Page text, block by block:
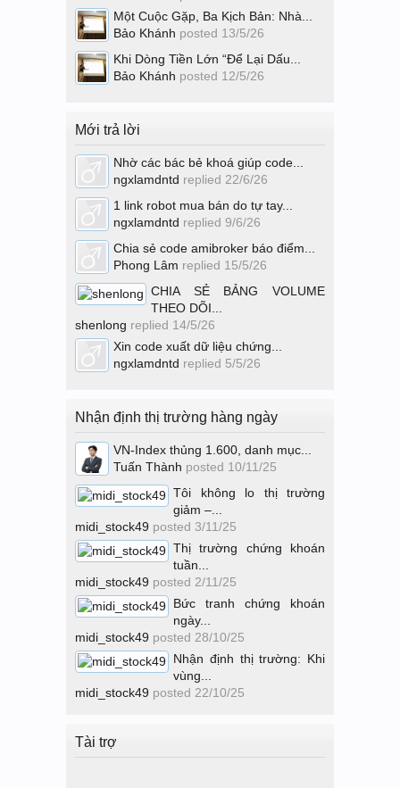
Một Cuộc Gặp, Ba Kịch Bản: Nhà...
Bảo Khánh posted 13/5/26
Khi Dòng Tiền Lớn “Để Lại Dấu...
Bảo Khánh posted 12/5/26
Mới trả lời
Nhờ các bác bẻ khoá giúp code...
ngxlamdntd replied 22/6/26
1 link robot mua bán do tự tay...
ngxlamdntd replied 9/6/26
Chia sẻ code amibroker báo điểm...
Phong Lâm replied 15/5/26
CHIA SẺ BẢNG VOLUME
THEO DÕI...
shenlong replied 14/5/26
Xin code xuất dữ liệu chứng...
ngxlamdntd replied 5/5/26
Nhận định thị trường hàng ngày
VN-Index thủng 1.600, danh mục...
Tuấn Thành posted 10/11/25
Tôi không lo thị trường
giảm –...
midi_stock49 posted 3/11/25
Thị trường chứng khoán
tuần...
midi_stock49 posted 2/11/25
Bức tranh chứng khoán
ngày...
midi_stock49 posted 28/10/25
Nhận định thị trường: Khi
vùng...
midi_stock49 posted 22/10/25
Tài trợ